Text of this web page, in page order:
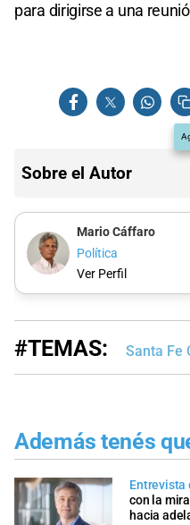
para dirigirse a una
Sobre el Autor
Mario Cáffaro
Política
Ver Perfil
#TEMAS: Santa Fe
Además tenés
Entrevista
con la
hacia